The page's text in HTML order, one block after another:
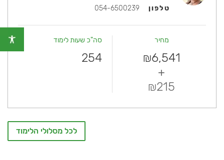
טלפון
054-6500239
מחיר
6,541
₪
+
215
₪
סה"כ שעות לימוד
254
לכל מסלולי הלימוד